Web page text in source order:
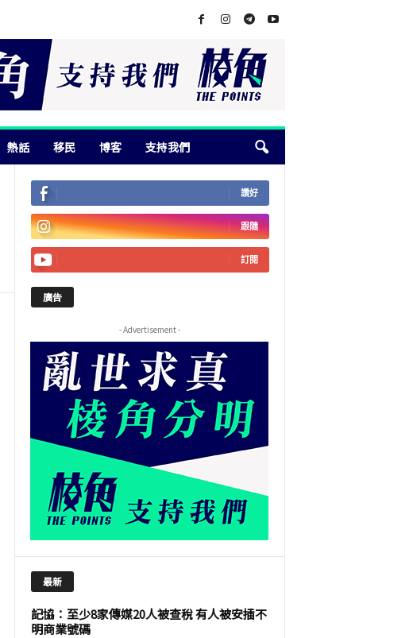
熱話 移民 博客 支持我們
讚好
跟隨
訂閱
廣告
- Advertisement -
最新
記協：至少8家傳媒20人被查稅 有人被安插不
明商業號碼